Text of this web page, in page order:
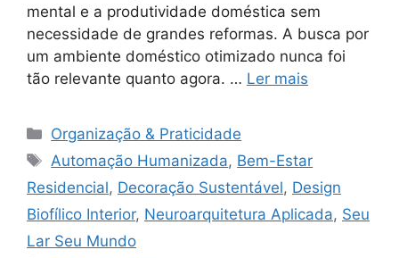
mental e a produtividade doméstica sem
necessidade de grandes reformas. A busca por
um ambiente doméstico otimizado nunca foi
tão relevante quanto agora. … Ler mais
Categorias
Organização & Praticidade
Tags
Automação Humanizada, Bem-Estar
Residencial, Decoração Sustentável, Design
Biofílico Interior, Neuroarquitetura Aplicada, Seu
Lar Seu Mundo